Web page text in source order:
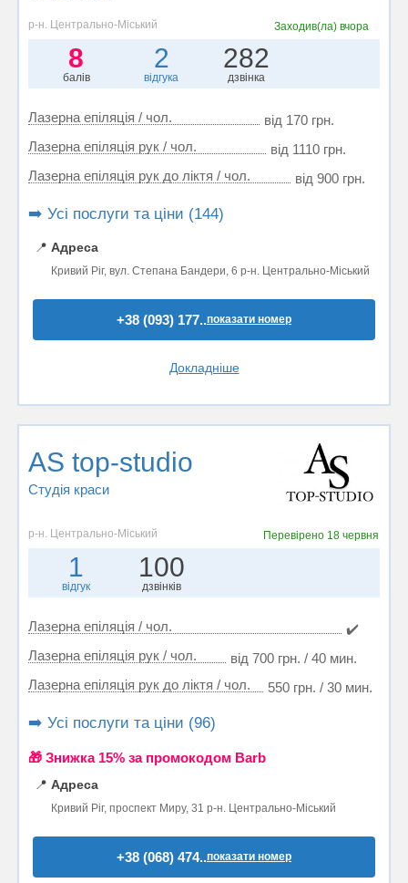
р-н. Центрально-Міський Заходив(ла) вчора
8
балів
2
відгука
282
дзвінка
Лазерна епіляція / чол.
від 170 грн.
Лазерна епіляція рук / чол.
від 1110 грн.
Лазерна епіляція рук до ліктя / чол.
від 900 грн.
➡️ Усі послуги та ціни (144)
📍 Адреса
Кривий Ріг, вул. Степана Бандери, 6 р-н. Центрально-Міський
+38 (093) 177..показати номер
Докладніше
AS top-studio
Студія краси
р-н. Центрально-Міський Перевірено 18 червня
1
відгук
100
дзвінків
Лазерна епіляція / чол.
✔️
Лазерна епіляція рук / чол.
від 700 грн. / 40 мин.
Лазерна епіляція рук до ліктя / чол.
550 грн. / 30 мин.
➡️ Усі послуги та ціни (96)
🎁 Знижка 15% за промокодом Barb
📍 Адреса
Кривий Ріг, проспект Миру, 31 р-н. Центрально-Міський
+38 (068) 474..показати номер